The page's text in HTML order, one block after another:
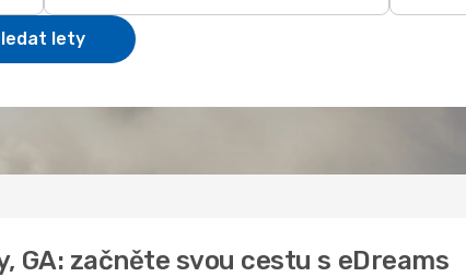
lety
GA: začněte svou cestu s eDreams